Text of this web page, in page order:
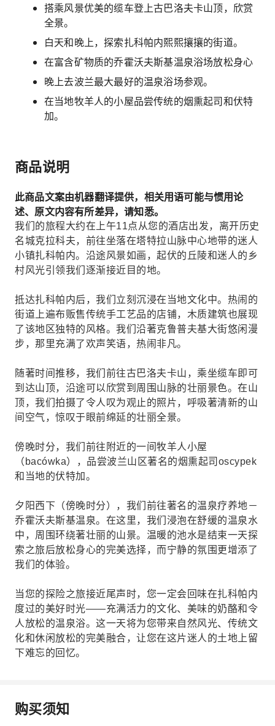
搭乘风景优美的缆车登上古巴洛夫卡山顶，欣赏
全景。
白天和晚上，探索扎科帕内熙熙攘攘的街道。
在富含矿物质的乔霍沃夫斯基温泉浴场放松身心
晚上去波兰最大最好的温泉浴场参观。
在当地牧羊人的小屋品尝传统的烟熏起司和伏特
加。
商品说明
此商品文案由机器翻译提供，相关用语可能与惯用论
述、原文内容有所差异，请知悉。
我们的旅程大约在上午11点从您的酒店出发，离开历史
名城克拉科夫，前往坐落在塔特拉山脉中心地带的迷人
小镇扎科帕内。沿途风景如画，起伏的丘陵和迷人的乡
村风光引领我们逐渐接近目的地。
抵达扎科帕内后，我们立刻沉浸在当地文化中。热闹的
街道上遍布贩售传统手工艺品的店铺，木质建筑也展现
了该地区独特的风格。我们沿著克鲁普夫基大街悠闲漫
步，那里充满了欢声笑语，热闹非凡。
随著时间推移，我们前往古巴洛夫卡山，乘坐缆车即可
到达山顶，沿途可以欣赏到周围山脉的壮丽景色。在山
顶，我们拍摄了令人叹为观止的照片，呼吸著清新的山
间空气，惊叹于眼前绵延的壮丽全景。
傍晚时分，我们前往附近的一间牧羊人小屋
（bacówka），品尝波兰山区著名的烟熏起司oscypek
和当地的伏特加。
夕阳西下（傍晚时分），我们前往著名的温泉疗养地－
乔霍沃夫斯基温泉。在这里，我们浸泡在舒缓的温泉水
中，周围环绕著壮丽的山景。温暖的池水是结束一天探
索之旅后放松身心的完美选择，而宁静的氛围更增添了
我们的体验。
当您的探险之旅接近尾声时，您一定会回味在扎科帕内
度过的美好时光——充满活力的文化、美味的奶酪和令
人放松的温泉浴。这一天将为您带来自然风光、传统文
化和休闲放松的完美融合，让您在这片迷人的土地上留
下难忘的回忆。
购买须知